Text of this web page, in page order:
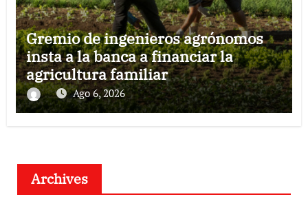
Gremio de ingenieros agrónomos
insta a la banca a financiar la
agricultura familiar
Ago 6, 2026
Archives